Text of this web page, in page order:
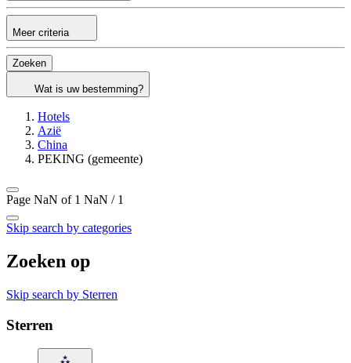
Meer criteria
Zoeken
Wat is uw bestemming?
Hotels
Azië
China
PEKING (gemeente)
Page NaN of 1 NaN / 1
Skip search by categories
Zoeken op
Skip search by Sterren
Sterren